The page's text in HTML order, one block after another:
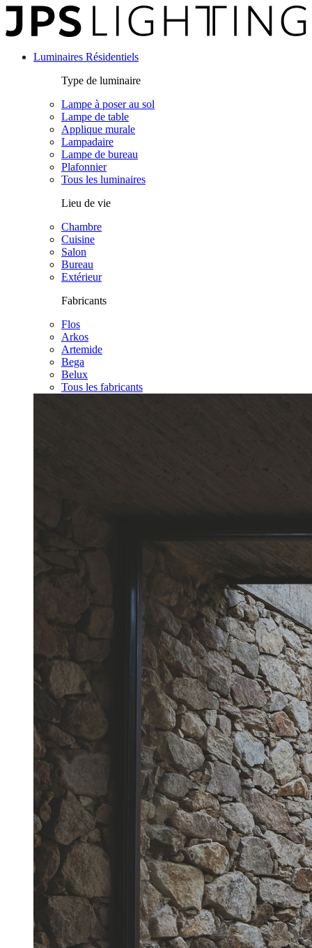
Luminaires Résidentiels
Type de luminaire
Lampe à poser au sol
Lampe de table
Applique murale
Lampadaire
Lampe de bureau
Plafonnier
Tous les luminaires
Lieu de vie
Chambre
Cuisine
Salon
Bureau
Extérieur
Fabricants
Flos
Arkos
Artemide
Bega
Belux
Tous les fabricants
Panneau de gestion des cookies